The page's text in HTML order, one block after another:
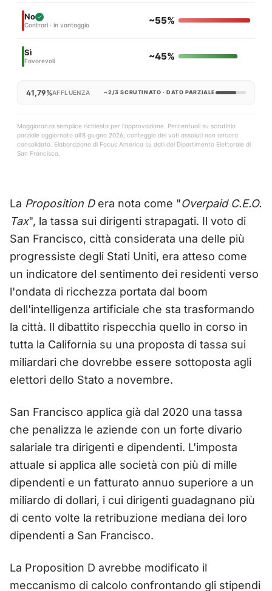
No
Contrari · in vantaggio ~55%
Sì
Favorevoli ~45%
41,79%AFFLUENZA ~2/3 SCRUTINATO · DATO PARZIALE
Maggioranza semplice richiesta per l'approvazione. Percentuali su scrutinio
parziale aggiornato all'8 giugno 2026; conteggio dei voti assoluti non ancora
consolidato. Elaborazione di Focus America su dati del Dipartimento Elettorale di
San Francisco.
La Proposition Dera nota come "Overpaid C.E.O.
Tax", la tassa sui dirigenti strapagati. Il voto di
San Francisco, città considerata una delle più
progressiste degli Stati Uniti, era atteso come
un indicatore del sentimento dei residenti verso
l'ondata di ricchezza portata dal boom
dell'intelligenza artificiale che sta trasformando
la città. Il dibattito rispecchia quello in corso in
tutta la California su una proposta di tassa sui
miliardari che dovrebbe essere sottoposta agli
elettori dello Stato a novembre.
San Francisco applica già dal 2020 una tassa
che penalizza le aziende con un forte divario
salariale tra dirigenti e dipendenti. L'imposta
attuale si applica alle società con più di mille
dipendenti e un fatturato annuo superiore a un
miliardo di dollari, i cui dirigenti guadagnano più
di cento volte la retribuzione mediana dei loro
dipendenti a San Francisco.
La Proposition D avrebbe modificato il
meccanismo di calcolo confrontando gli stipendi